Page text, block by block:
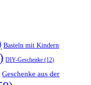
Basteln mit Kindern
DIY-Geschenke (12)
Geschenke aus der